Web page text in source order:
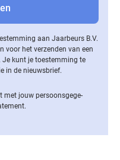
aan Jaarbeurs B.V.
voor het verzenden van een
kunt je toestemming te
in de nieuwsbrief.
met jouw per­soons­ge­ge­